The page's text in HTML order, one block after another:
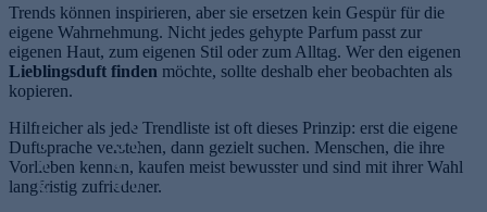
Trends können inspirieren, aber sie ersetzen kein Gespür für die
eigene Wahrnehmung. Nicht jedes gehypte Parfum passt zur
eigenen Haut, zum eigenen Stil oder zum Alltag. Wer den eigenen
Lieblingsduft finden möchte, sollte deshalb eher beobachten als
kopieren.
Hilfreicher als jede Trendliste ist oft dieses Prinzip: erst die eigene
Duftsprache verstehen, dann gezielt suchen. Menschen, die ihre
Vorlieben kennen, kaufen meist bewusster und sind mit ihrer Wahl
langfristig zufriedener.
L
o
n
g
H
a
ut
c
h
n